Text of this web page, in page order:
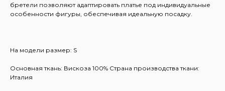
бретели позволяют адаптировать платье под индивидуальные
особенности фигуры, обеспечивая идеальную посадку.
На модели размер: S
Основная ткань: Вискоза 100% Страна производства ткани:
Италия